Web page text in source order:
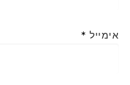
אימייל *